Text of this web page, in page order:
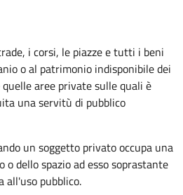
i corsi, le piazze e tutti i beni
o al patrimonio indisponibile dei
aree private sulle quali è
una servitù di pubblico
un soggetto privato occupa una
o dello spazio ad esso soprastante
all'uso pubblico.